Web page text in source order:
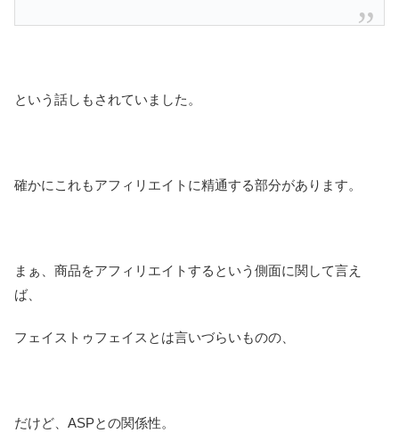
という話しもされていました。
確かにこれもアフィリエイトに精通する部分があります。
まぁ、商品をアフィリエイトするという側面に関して言え
ば、
フェイストゥフェイスとは言いづらいものの、
だけど、ASPとの関係性。